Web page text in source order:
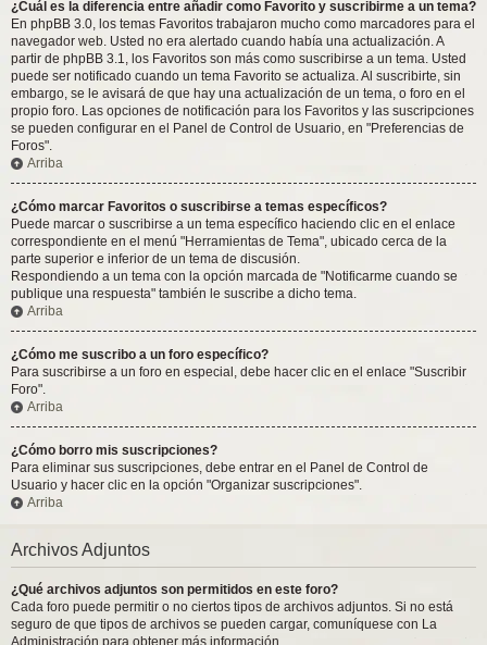
¿Cuál es la diferencia entre añadir como Favorito y suscribirme a un tema?
En phpBB 3.0, los temas Favoritos trabajaron mucho como marcadores para el
navegador web. Usted no era alertado cuando había una actualización. A
partir de phpBB 3.1, los Favoritos son más como suscribirse a un tema. Usted
puede ser notificado cuando un tema Favorito se actualiza. Al suscribirte, sin
embargo, se le avisará de que hay una actualización de un tema, o foro en el
propio foro. Las opciones de notificación para los Favoritos y las suscripciones
se pueden configurar en el Panel de Control de Usuario, en "Preferencias de
Foros".
Arriba
¿Cómo marcar Favoritos o suscribirse a temas específicos?
Puede marcar o suscribirse a un tema específico haciendo clic en el enlace
correspondiente en el menú "Herramientas de Tema", ubicado cerca de la
parte superior e inferior de un tema de discusión.
Respondiendo a un tema con la opción marcada de "Notificarme cuando se
publique una respuesta" también le suscribe a dicho tema.
Arriba
¿Cómo me suscribo a un foro específico?
Para suscribirse a un foro en especial, debe hacer clic en el enlace "Suscribir
Foro".
Arriba
¿Cómo borro mis suscripciones?
Para eliminar sus suscripciones, debe entrar en el Panel de Control de
Usuario y hacer clic en la opción "Organizar suscripciones".
Arriba
Archivos Adjuntos
¿Qué archivos adjuntos son permitidos en este foro?
Cada foro puede permitir o no ciertos tipos de archivos adjuntos. Si no está
seguro de que tipos de archivos se pueden cargar, comuníquese con La
Administración para obtener más información.